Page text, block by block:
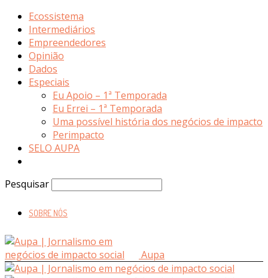
Ecossistema
Intermediários
Empreendedores
Opinião
Dados
Especiais
Eu Apoio – 1ª Temporada
Eu Errei – 1ª Temporada
Uma possível história dos negócios de impacto
Perimpacto
SELO AUPA
Pesquisar
SOBRE NÓS
Aupa